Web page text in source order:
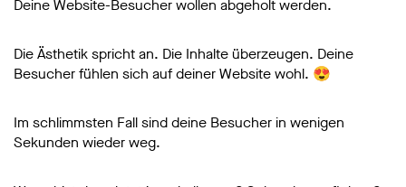
Deine Website-Besucher wollen abgeholt werden.
Die Ästhetik spricht an. Die Inhalte überzeugen. Deine
Besucher fühlen sich auf deiner Website wohl. 😍
Im schlimmsten Fall sind deine Besucher in wenigen
Sekunden wieder weg.